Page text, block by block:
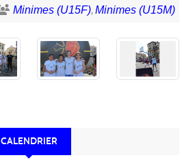
Minimes (U15F) Minimes (U15M)
CALENDRIER